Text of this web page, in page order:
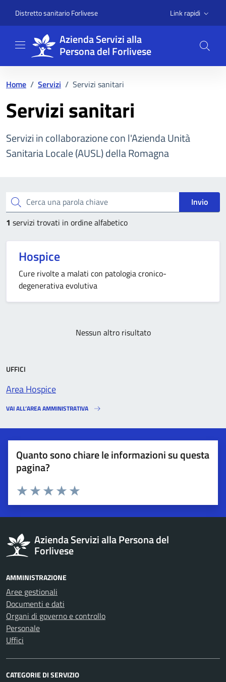
Distretto sanitario Forlivese Link rapidi
Azienda Servizi alla
Persona del Forlivese
Home / Servizi / Servizi sanitari
Servizi sanitari
Servizi in collaborazione con l'Azienda Unità
Sanitaria Locale (AUSL) della Romagna
Cerca una parola chiave
Invio
1 servizi trovati in ordine alfabetico
Hospice
Cure rivolte a malati con patologia cronico-
degenerativa evolutiva
Nessun altro risultato
UFFICI
Area Hospice
VAI ALL’AREA AMMINISTRATIVA
Quanto sono chiare le informazioni su questa
pagina?
Esprimi una valutazione
Valuta 5 stelle su 5
Valuta 4 stelle su 5
Valuta 3 stelle su 5
Valuta 2 stelle su 5
Valuta 1 stelle su 5
Azienda Servizi alla Persona del
Forlivese
AMMINISTRAZIONE
Aree gestionali
Documenti e dati
Organi di governo e controllo
Personale
Uffici
CATEGORIE DI SERVIZIO